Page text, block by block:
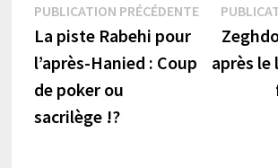
Navigation
de
l’article
PUBLICATION PRÉCÉDENTEPublication
précédente
La piste Rabehi pour
l’après-Hanied : Coup
de poker ou
sacrilège !?
après le